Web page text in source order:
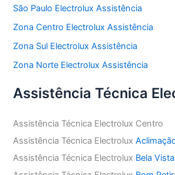
São Paulo Electrolux Assistência
Zona Centro Electrolux Assistência
Zona Sul Electrolux Assistência
Zona Norte Electrolux Assistência
Assistência Técnica
Assistência Técnica Electrolux Centro
Assistência Técnica Electrolux
Assistência Técnica Electrolux Bela Vista